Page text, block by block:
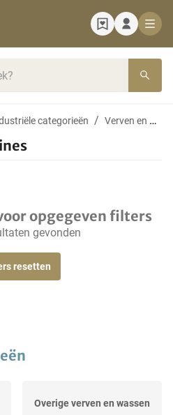
categorieën Verven en wassen
opgegeven filters
gevonden
resetten
Overige verven en wassen